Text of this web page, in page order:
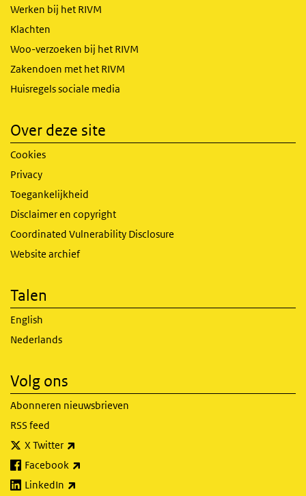
Werken bij het RIVM
Klachten
Woo-verzoeken bij het RIVM
Zakendoen met het RIVM
Huisregels sociale media
Over deze site
Cookies
Privacy
Toegankelijkheid
Disclaimer en copyright
Coordinated Vulnerability Disclosure
Website archief
Talen
English
Nederlands
Volg ons
Abonneren nieuwsbrieven
RSS feed
X Twitter
Facebook
LinkedIn